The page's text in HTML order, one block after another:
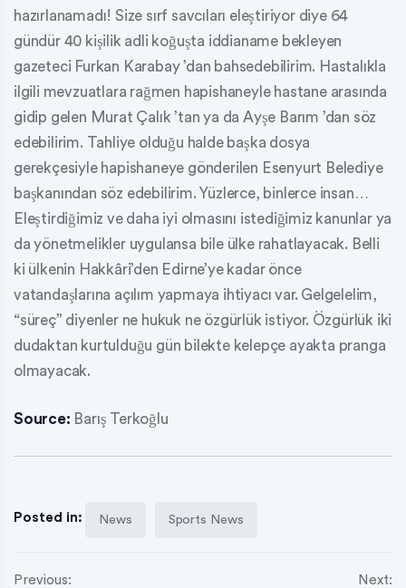
hazırlanamadı! Size sırf savcıları eleştiriyor diye 64
gündür 40 kişilik adli koğuşta iddianame bekleyen
gazeteci Furkan Karabay ’dan bahsedebilirim. Hastalıkla
ilgili mevzuatlara rağmen hapishaneyle hastane arasında
gidip gelen Murat Çalık ’tan ya da Ayşe Barım ’dan söz
edebilirim. Tahliye olduğu halde başka dosya
gerekçesiyle hapishaneye gönderilen Esenyurt Belediye
başkanından söz edebilirim. Yüzlerce, binlerce insan…
Eleştirdiğimiz ve daha iyi olmasını istediğimiz kanunlar ya
da yönetmelikler uygulansa bile ülke rahatlayacak. Belli
ki ülkenin Hakkâri’den Edirne’ye kadar önce
vatandaşlarına açılım yapmaya ihtiyacı var. Gelgelelim,
“süreç” diyenler ne hukuk ne özgürlük istiyor. Özgürlük iki
dudaktan kurtulduğu gün bilekte kelepçe ayakta pranga
olmayacak.
Source: Barış Terkoğlu
Posted in: News Sports News
Previous: Next: